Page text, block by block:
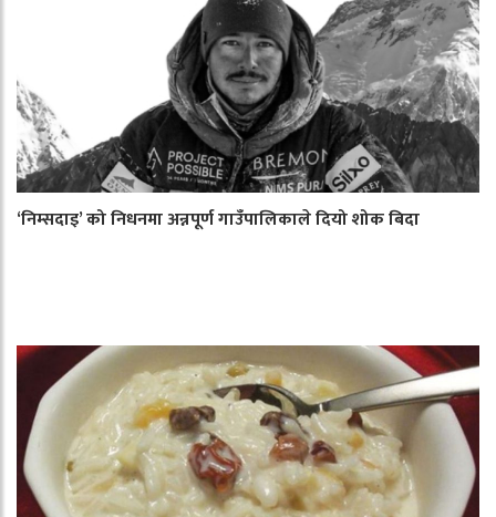
‘निम्सदाइ’ को निधनमा अन्नपूर्ण गाउँपालिकाले दियो शोक बिदा